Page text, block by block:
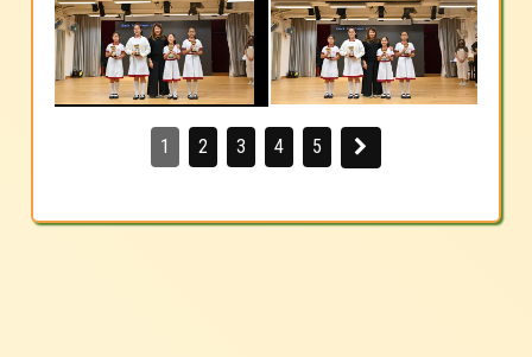
1 2 3 4 5